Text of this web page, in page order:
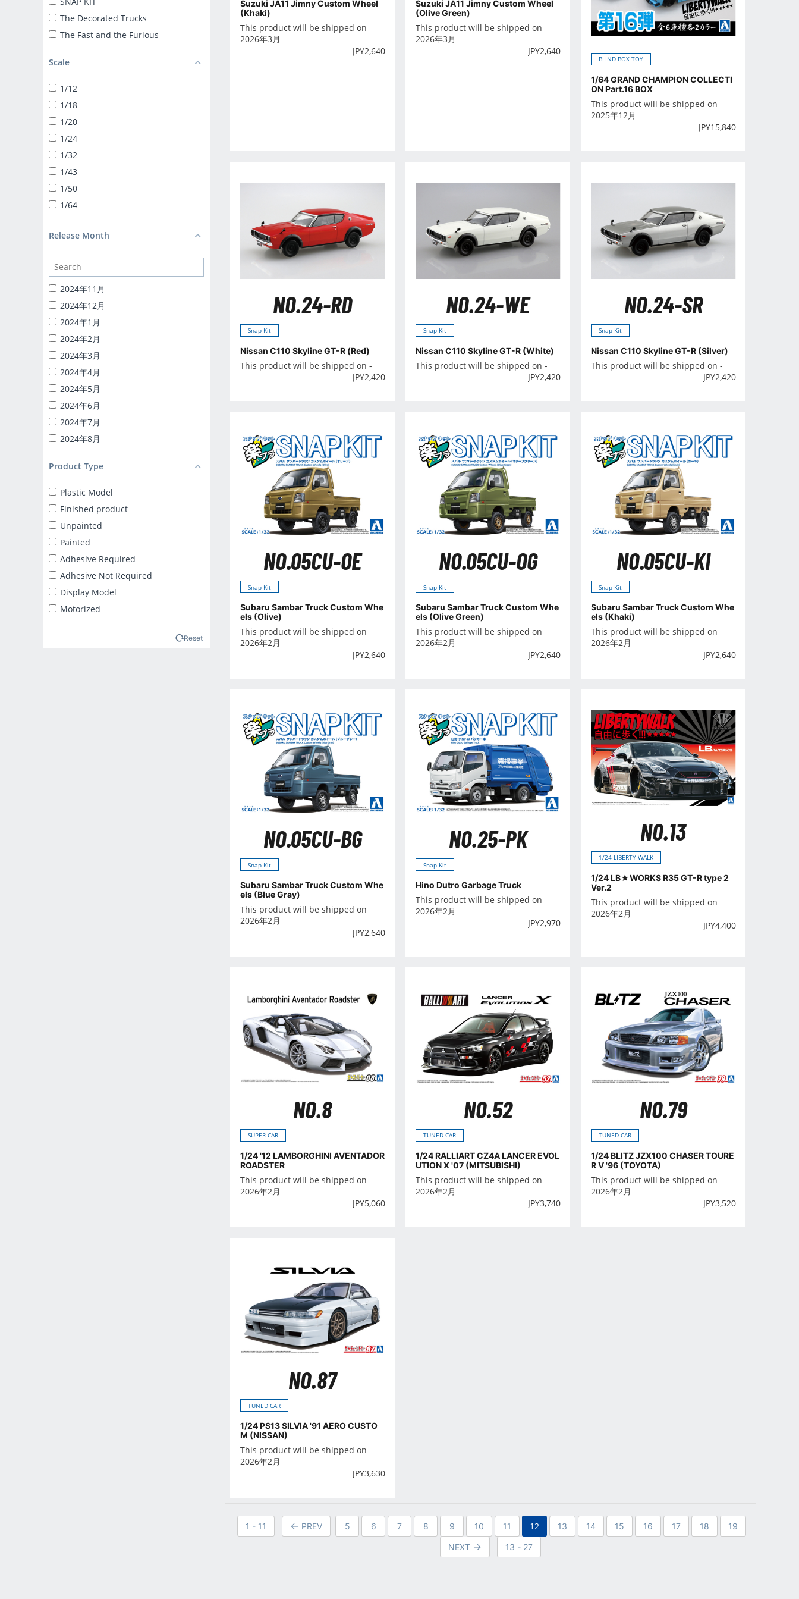
The Decorated Trucks
The Fast and the Furious
TUNED CAR
SNAP KIT
SUPER CAR
1/24 LIBERTY WALK
TUNED PARTS
BIKE
1/12 DIECAST MOTORCYCLE
1/32 TRUCK-YAROU
1/32 VALUE DEKOTORA
DEKOTORA PARTS
1/64 MINIDEKO NEXT
1/24 CATERING MACHINES
1/32 RC TRUCK-YAROU
1/24 INITIAL-D
BACK TO THE FUTURE
KNIGHT RIDER
1/24 DETAIL UP PARTS
BLIND BOX TOY
Capsule toy
MINICAR 1/18
MINICAR 1/43
Scale
1/12
1/18
1/20
1/24
1/32
1/43
1/50
1/64
Release Month
2024年11月
2024年12月
2024年1月
2024年2月
2024年3月
2024年4月
2024年5月
2024年6月
2024年7月
2024年8月
2025年10月
2025年11月
2025年12月
2025年1月
2025年2月
2025年3月
2025年4月
2025年5月
2025年6月
Product Type
Plastic Model
Finished product
Unpainted
Painted
Adhesive Required
Adhesive Not Required
Display Model
Motorized
Reset
Suzuki JA11 Jimny Custom Wheel
(Khaki)
This product will be shipped on
2026年3月
JPY2,640
Suzuki JA11 Jimny Custom Wheel
(Olive Green)
This product will be shipped on
2026年3月
JPY2,640
BLIND BOX TOY
1/64 GRAND CHAMPION COLLECTI
ON Part.16 BOX
This product will be shipped on
2025年12月
JPY15,840
NO.24-RD
Snap Kit
Nissan C110 Skyline GT-R (Red)
This product will be shipped on -
JPY2,420
NO.24-WE
Snap Kit
Nissan C110 Skyline GT-R (White)
This product will be shipped on -
JPY2,420
NO.24-SR
Snap Kit
Nissan C110 Skyline GT-R (Silver)
This product will be shipped on -
JPY2,420
NO.05CU-OE
Snap Kit
Subaru Sambar Truck Custom Whe
els (Olive)
This product will be shipped on
2026年2月
JPY2,640
NO.05CU-OG
Snap Kit
Subaru Sambar Truck Custom Whe
els (Olive Green)
This product will be shipped on
2026年2月
JPY2,640
NO.05CU-KI
Snap Kit
Subaru Sambar Truck Custom Whe
els (Khaki)
This product will be shipped on
2026年2月
JPY2,640
NO.05CU-BG
Snap Kit
Subaru Sambar Truck Custom Whe
els (Blue Gray)
This product will be shipped on
2026年2月
JPY2,640
NO.25-PK
Snap Kit
Hino Dutro Garbage Truck
This product will be shipped on
2026年2月
JPY2,970
NO.13
1/24 LIBERTY WALK
1/24 LB★WORKS R35 GT-R type 2
Ver.2
This product will be shipped on
2026年2月
JPY4,400
NO.8
SUPER CAR
1/24 '12 LAMBORGHINI AVENTADOR
ROADSTER
This product will be shipped on
2026年2月
JPY5,060
NO.52
TUNED CAR
1/24 RALLIART CZ4A LANCER EVOL
UTION X '07 (MITSUBISHI)
This product will be shipped on
2026年2月
JPY3,740
NO.79
TUNED CAR
1/24 BLITZ JZX100 CHASER TOURE
R V '96 (TOYOTA)
This product will be shipped on
2026年2月
JPY3,520
NO.87
TUNED CAR
1/24 PS13 SILVIA '91 AERO CUSTO
M (NISSAN)
This product will be shipped on
2026年2月
JPY3,630
1 - 11 PREV 5 6 7 8 9 10 11 12 13 14 15 16 17 18 19
NEXT 13 - 27